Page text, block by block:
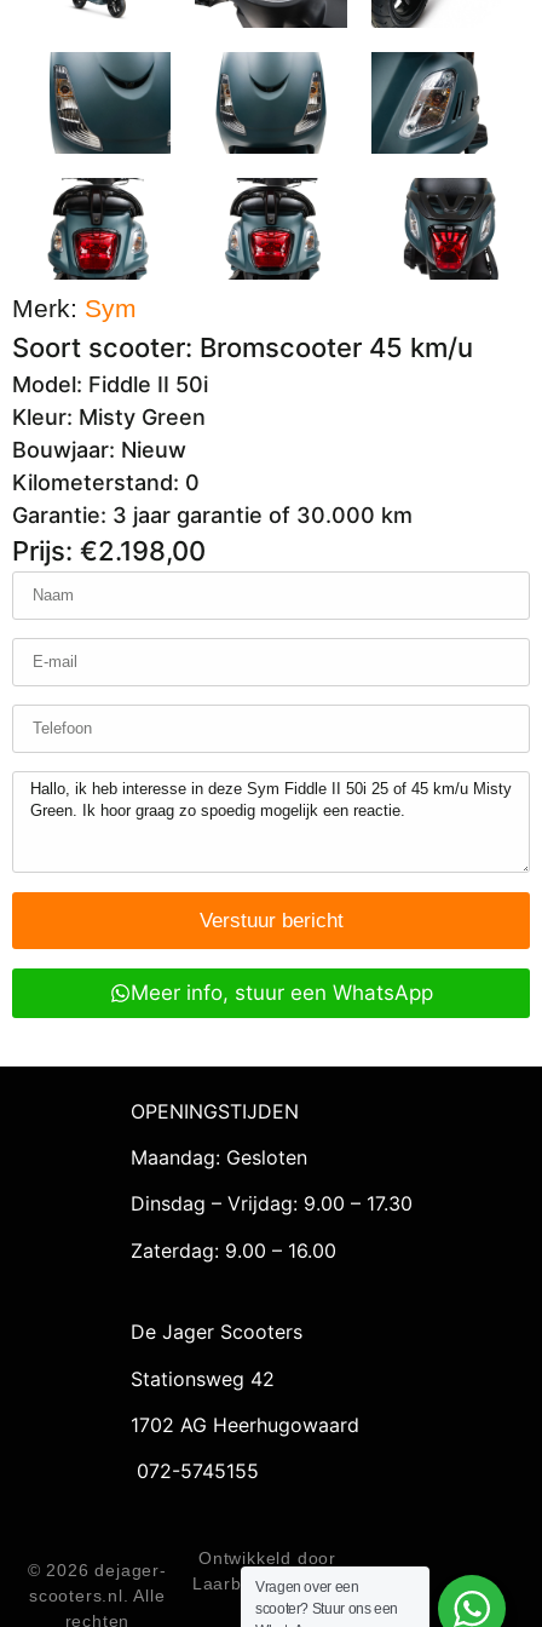
Merk: Sym
Soort scooter: Bromscooter 45 km/u
Model: Fiddle II 50i
Kleur: Misty Green
Bouwjaar: Nieuw
Kilometerstand: 0
Garantie: 3 jaar garantie of 30.000 km
Prijs: €2.198,00
Verstuur bericht
Meer info, stuur een WhatsApp
OPENINGSTIJDEN
Maandag: Gesloten
Dinsdag – Vrijdag: 9.00 – 17.30
Zaterdag: 9.00 – 16.00
De Jager Scooters
Stationsweg 42
1702 AG Heerhugowaard
072-5745155
© 2026 dejager-
scooters.nl. Alle
rechten
Ontwikkeld door
Laarberg Internet
Vragen over een
scooter? Stuur ons een